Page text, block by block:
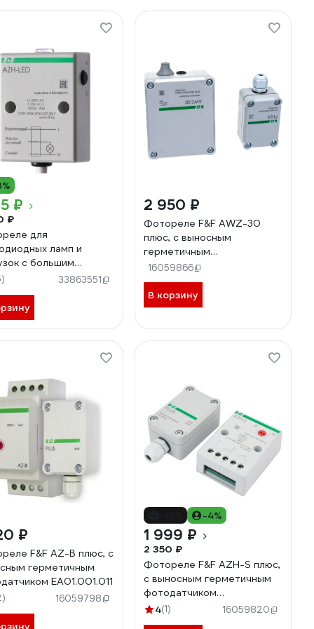
₽
₽
для
ламп и
с большим
током
встроенным
20мс), монтаж на
33863551
2 950 ₽
Фотореле F&F AWZ-30
плюс, с выносным
герметичным
фотодатчиком и
внутренним подключением
EA01.001.006
16059866
В корзину
₽
F&F AZ-B плюс, с
герметичным
EA01.001.011
16059798
-4%
1 999 ₽
2 350 ₽
Фотореле F&F AZH-S плюс,
с выносным герметичным
фотодатчиком
EA01.001.008
4(1) 16059820